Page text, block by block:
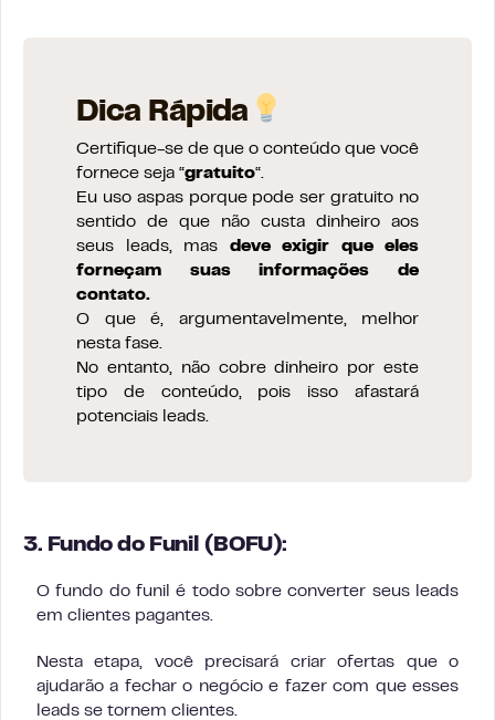
Dica Rápida
Certifique-se de que o conteúdo que você
fornece seja “gratuito“.
Eu uso aspas porque pode ser gratuito no
sentido de que não custa dinheiro aos
seus leads, mas deve exigir que eles
forneçam suas informações de
contato.
O que é, argumentavelmente, melhor
nesta fase.
No entanto, não cobre dinheiro por este
tipo de conteúdo, pois isso afastará
potenciais leads.
3. Fundo do Funil (BOFU):
O fundo do funil é todo sobre converter seus leads
em clientes pagantes.
Nesta etapa, você precisará criar ofertas que o
ajudarão a fechar o negócio e fazer com que esses
leads se tornem clientes.